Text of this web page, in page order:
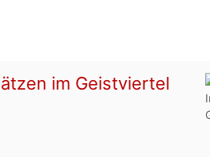
im Geistviertel